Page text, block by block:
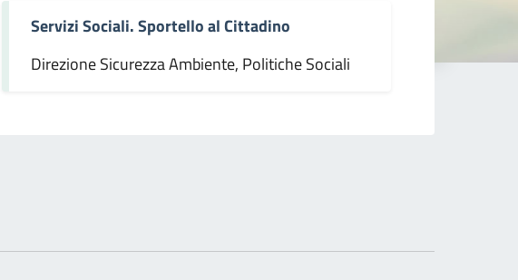
Servizi Sociali. Sportello al Cittadino
Direzione Sicurezza Ambiente, Politiche Sociali